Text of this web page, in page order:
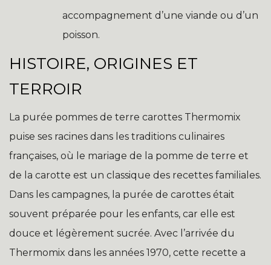
accompagnement d’une viande ou d’un
poisson.
HISTOIRE, ORIGINES ET
TERROIR
La purée pommes de terre carottes Thermomix
puise ses racines dans les traditions culinaires
françaises, où le mariage de la pomme de terre et
de la carotte est un classique des recettes familiales.
Dans les campagnes, la purée de carottes était
souvent préparée pour les enfants, car elle est
douce et légèrement sucrée. Avec l’arrivée du
Thermomix dans les années 1970, cette recette a